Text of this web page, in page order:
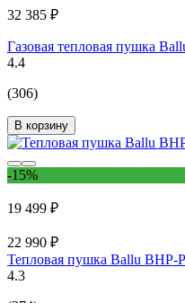
32 385 ₽
Газовая тепловая пушка
4.4
(306)
В корзину
-15%
19 499 ₽
22 990 ₽
Тепловая пушка Ballu BHP-
4.3